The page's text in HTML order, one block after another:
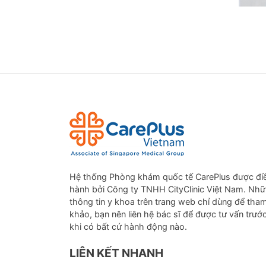
kiểm
tích
âm
Tầm
còn
Hệ thống Phòng khám quốc tế CarePlus được
hành bởi Công ty TNHH CityClinic Việt Nam.
thông tin y khoa trên trang web chỉ dùng để
khảo, bạn nên liên hệ bác sĩ để được tư vấn
khi có bất cứ hành động nào.
LIÊN KẾT NHANH